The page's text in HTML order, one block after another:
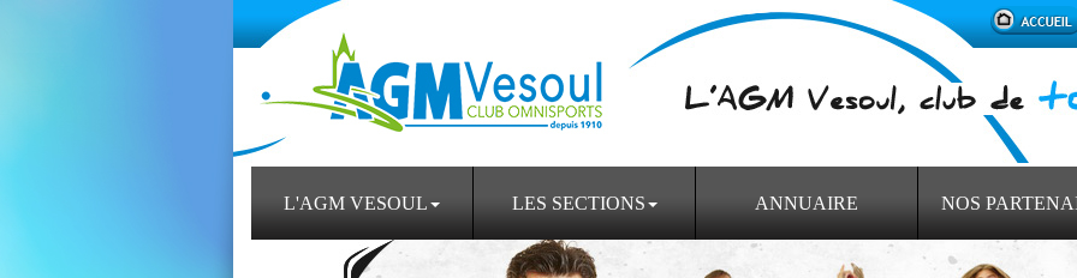
L'AGM VESOUL LES SECTIONS ANNUAIRE NOS